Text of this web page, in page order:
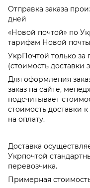
Отправка заказа
дней
«Новой почтой» по
тарифам Новой
УкрПочтой только за
(стоимость доставки
Для оформления
заказ на сайте,
подсчитывает
стоимость доставки
на оплату.
Доставка
Укрпочтой
перевозчика.
Примерная